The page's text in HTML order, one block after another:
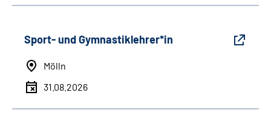
Sport- und Gymnastiklehrer*in
Mölln
31.08.2026